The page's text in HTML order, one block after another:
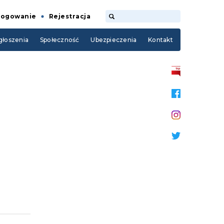
Rejestracja
Społeczność Ubezpieczenia Kontakt